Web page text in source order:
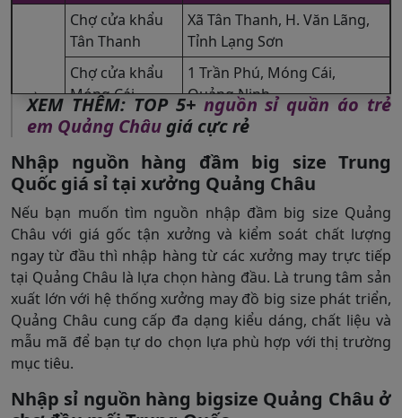
Miền
Bắc
Chợ cửa khẩu
Tân Thanh
Xã Tân Thanh, H. Văn Lãng,
Tỉnh Lạng Sơn
Chợ cửa khẩu
Móng Cái
1 Trần Phú, Móng Cái,
Quảng Ninh
Chợ Đồng Xuân
P. Đồng Xuân, Q. Hoàn Kiếm,
Chợ Ninh Hiệp
Xã Ninh Hiệp, H. Gia Lâm, Hà
Nội
Miền
Nam
Chợ Tân Bình
172 Lý Thường Kiệt, P. 8, Q.
Tân Bình, TP.HCM
Chợ Bà Chiểu
40 Diên Hồng, P. 1, Q. Bình
Thạnh, TP.HCM
XEM THÊM: TOP 5+ nguồn sỉ quần áo trẻ
em Quảng Châu giá cực rẻ
Nhập nguồn hàng đầm big size Trung
Quốc giá sỉ tại xưởng Quảng Châu
Nếu bạn muốn tìm nguồn nhập đầm big size Quảng
Châu với giá gốc tận xưởng và kiểm soát chất lượng
ngay từ đầu thì nhập hàng từ các xưởng may trực tiếp
tại Quảng Châu là lựa chọn hàng đầu. Là trung tâm sản
xuất lớn với hệ thống xưởng may đồ big size phát triển,
Quảng Châu cung cấp đa dạng kiểu dáng, chất liệu và
mẫu mã để bạn tự do chọn lựa phù hợp với thị trường
mục tiêu.
Nhập sỉ nguồn hàng bigsize Quảng Châu ở